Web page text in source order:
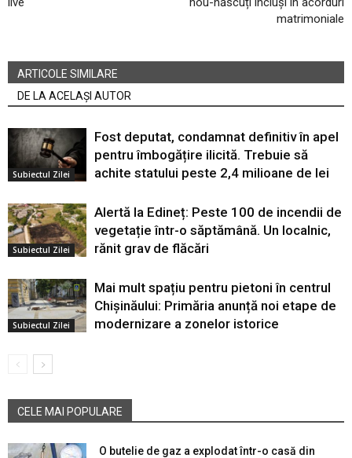
matrimoniale
ARTICOLE SIMILARE
DE LA ACELAȘI AUTOR
Subiectul Zilei
Fost deputat, condamnat definitiv în apel
pentru îmbogățire ilicită. Trebuie să
achite statului peste 2,4 milioane de lei
Subiectul Zilei
Alertă la Edineț: Peste 100 de incendii de
vegetație într-o săptămână. Un localnic,
rănit grav de flăcări
Subiectul Zilei
Mai mult spațiu pentru pietoni în centrul
Chișinăului: Primăria anunță noi etape de
modernizare a zonelor istorice
CELE MAI POPULARE
O butelie de gaz a explodat într-o casă din